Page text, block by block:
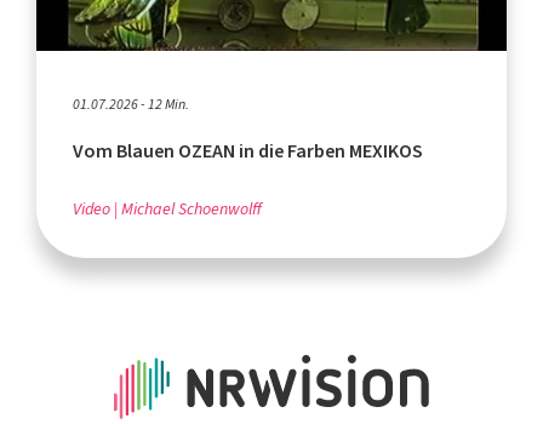
01.07.2026 - 12 Min.
Vom Blauen OZEAN in die Farben MEXIKOS
Video Michael Schoenwolff